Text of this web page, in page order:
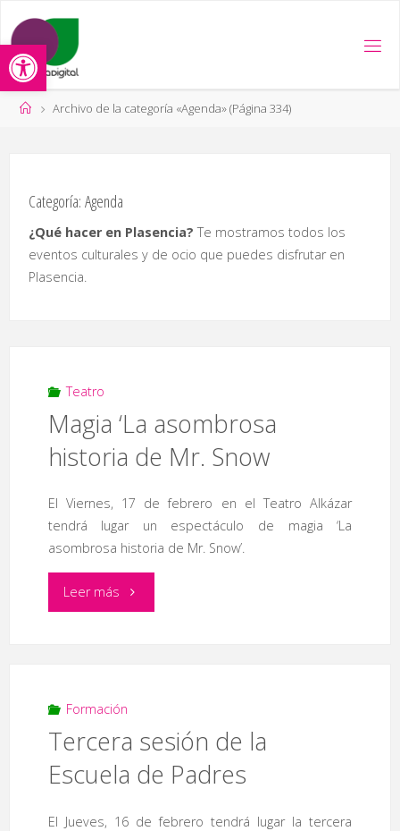
Abrir barra de herramientas
contenido
PáginaArchivo de la categoría «Agenda»(Página 334)
Categoría:Agenda
¿Qué hacer en Plasencia? Te mostramos todos los
eventos culturales y de ocio que puedes disfrutar en
Plasencia.
Teatro
Magia ‘La asombrosa
historia de Mr. Snow
El Viernes, 17 de febrero en el Teatro Alkázar
tendrá lugar un espectáculo de magia ‘La
asombrosa historia de Mr. Snow’.
Leer más"Magia
historia
de
Mr.
Snow"
Formación
Tercera sesión de la
Escuela de Padres
El Jueves, 16 de febrero tendrá lugar la tercera